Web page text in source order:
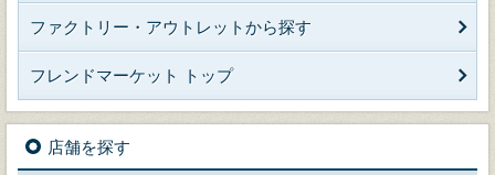
ファクトリー・アウトレットから探す
フレンドマーケット トップ
店舗を探す